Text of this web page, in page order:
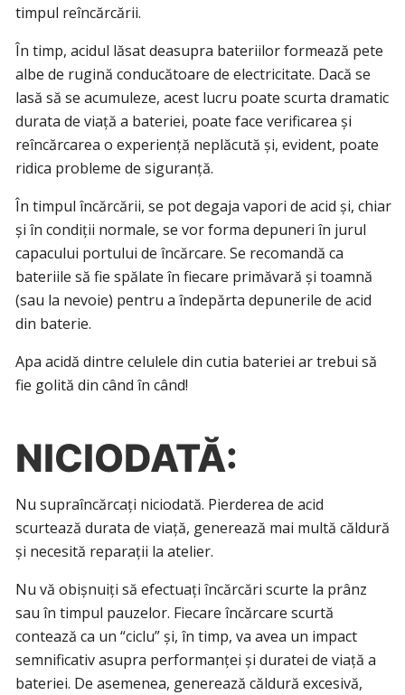
timpul reîncărcării.
În timp, acidul lăsat deasupra bateriilor formează pete
albe de rugină conducătoare de electricitate. Dacă se
lasă să se acumuleze, acest lucru poate scurta dramatic
durata de viață a bateriei, poate face verificarea și
reîncărcarea o experiență neplăcută și, evident, poate
ridica probleme de siguranță.
În timpul încărcării, se pot degaja vapori de acid și, chiar
și în condiții normale, se vor forma depuneri în jurul
capacului portului de încărcare. Se recomandă ca
bateriile să fie spălate în fiecare primăvară și toamnă
(sau la nevoie) pentru a îndepărta depunerile de acid
din baterie.
Apa acidă dintre celulele din cutia bateriei ar trebui să
fie golită din când în când!
NICIODATĂ:
Nu supraîncărcați niciodată. Pierderea de acid
scurtează durata de viață, generează mai multă căldură
și necesită reparații la atelier.
Nu vă obișnuiți să efectuați încărcări scurte la prânz
sau în timpul pauzelor. Fiecare încărcare scurtă
contează ca un “ciclu” și, în timp, va avea un impact
semnificativ asupra performanței și duratei de viață a
bateriei. De asemenea, generează căldură excesivă,